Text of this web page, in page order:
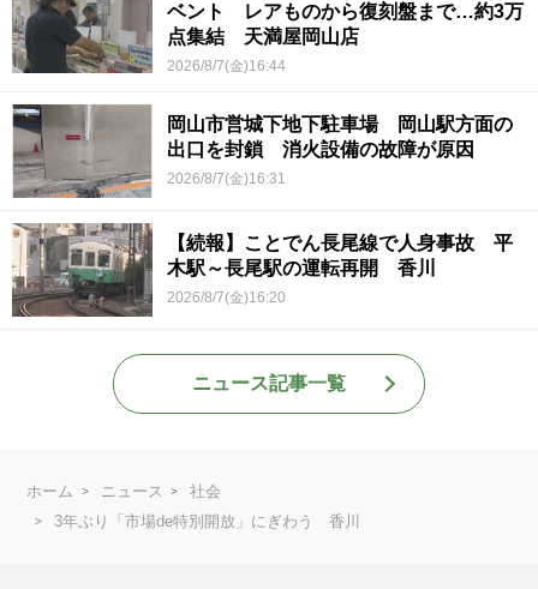
ベント レアものから復刻盤まで…約3万
点集結 天満屋岡山店
2026/8/7(金)16:44
岡山市営城下地下駐車場 岡山駅方面の
出口を封鎖 消火設備の故障が原因
2026/8/7(金)16:31
【続報】ことでん長尾線で人身事故 平
木駅～長尾駅の運転再開 香川
2026/8/7(金)16:20
ニュース記事一覧
ホーム ニュース
社会
3年ぶり「市場de特別開放」にぎわう 香川